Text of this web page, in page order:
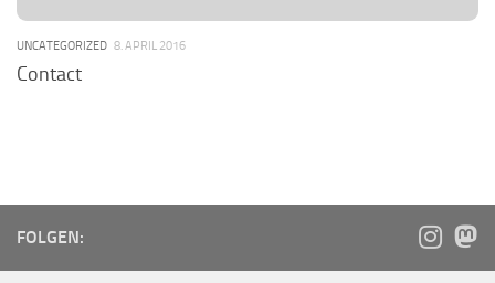
UNCATEGORIZED 8. APRIL 2016
Contact
FOLGEN: